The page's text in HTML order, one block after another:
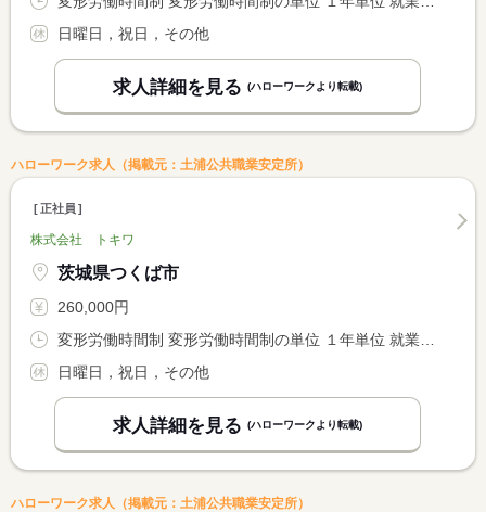
日曜日，祝日，その他
求人詳細を見る (ハローワークより転載)
ハローワーク求人（掲載元：土浦公共職業安定所）
正社員
株式会社 トキワ
茨城県つくば市
260,000円
日曜日，祝日，その他
求人詳細を見る (ハローワークより転載)
ハローワーク求人（掲載元：土浦公共職業安定所）